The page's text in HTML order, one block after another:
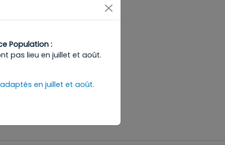
Population :
pas lieu en juillet et août.
en juillet et août.